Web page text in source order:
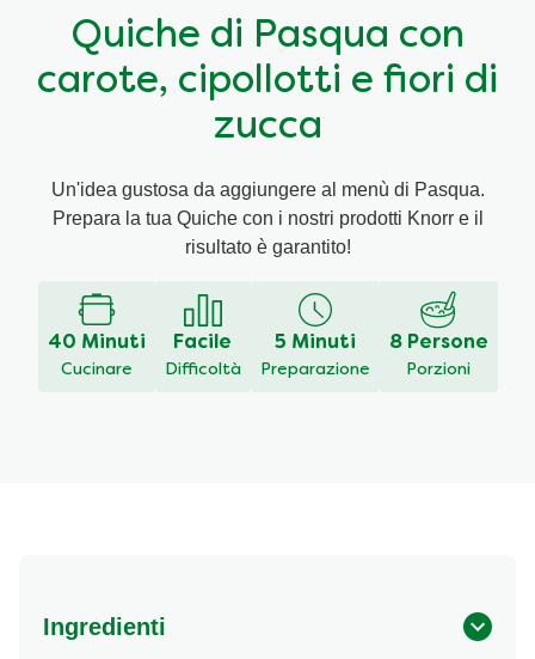
Ricette a base di cereali
Le ricette di Chiara Maci per Knorr
Consigli del mestiere
Insaporitori
Quiche di Pasqua con
carote, cipollotti e fiori di
zucca
Un'idea gustosa da aggiungere al menù di Pasqua.
Prepara la tua Quiche con i nostri prodotti Knorr e il
risultato è garantito!
40 Minuti
Cucinare
Facile
Difficoltà
5 Minuti
Preparazione
8 Persone
Porzioni
Ingredienti